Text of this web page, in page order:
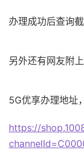
办理成功后查询截
另外还有网友附
5G优享办理地址
https://